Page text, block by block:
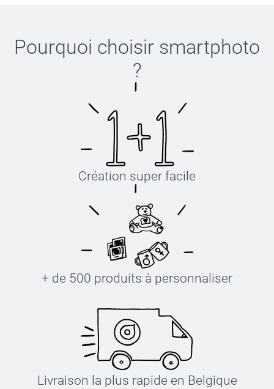
Pourquoi choisir smartphoto
?
Création super facile
+ de 500 produits à personnaliser
Livraison la plus rapide en Belgique